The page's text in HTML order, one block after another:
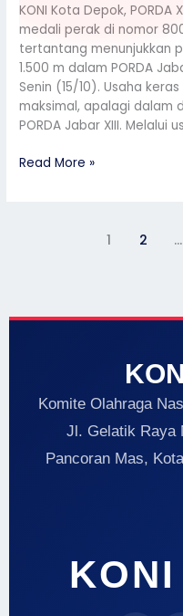
KONI Kota Depok, PORDA
medali perak di nomor
tertantang menunjukkan
1.500 m dalam PORDA
Senin (15/10). Usaha
maksimal, apalagi dalam
PORDA Jabar XIII. Melalui
Read More »
1 2 …
Komite Olahraga
Jl. Gelatik Raya
Pancoran Mas,